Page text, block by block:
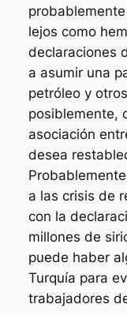
lejos como
declaraciones
a asumir una
petróleo y
posiblemente,
asociación
desea
a las crisis de
con la
millones de
puede haber
Turquía para
trabajadores